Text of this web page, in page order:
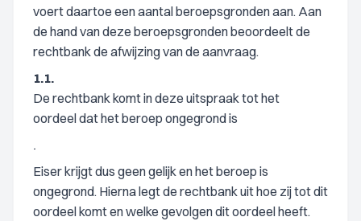
voert daartoe een aantal beroepsgronden aan. Aan
de hand van deze beroepsgronden beoordeelt de
rechtbank de afwijzing van de aanvraag.
1.1.
De rechtbank komt in deze uitspraak tot het
oordeel dat het beroep ongegrond is
.
Eiser krijgt dus geen gelijk en het beroep is
ongegrond. Hierna legt de rechtbank uit hoe zij tot dit
oordeel komt en welke gevolgen dit oordeel heeft.